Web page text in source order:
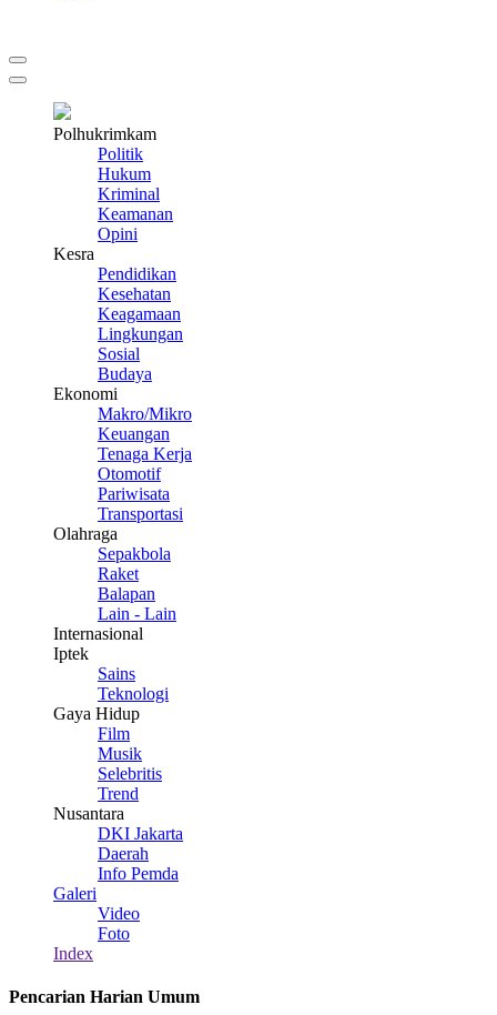
Polhukrimkam
Politik
Hukum
Kriminal
Keamanan
Opini
Kesra
Pendidikan
Kesehatan
Keagamaan
Lingkungan
Sosial
Budaya
Ekonomi
Makro/Mikro
Keuangan
Tenaga Kerja
Otomotif
Pariwisata
Transportasi
Olahraga
Sepakbola
Raket
Balapan
Lain - Lain
Internasional
Iptek
Sains
Teknologi
Gaya Hidup
Film
Musik
Selebritis
Trend
Nusantara
DKI Jakarta
Daerah
Info Pemda
Galeri
Video
Foto
Index
Pencarian Harian Umum